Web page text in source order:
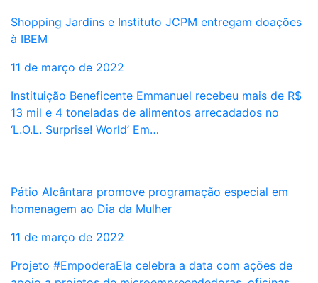
Shopping Jardins e Instituto JCPM entregam doações
à IBEM
11 de março de 2022
Instituição Beneficente Emmanuel recebeu mais de R$
13 mil e 4 toneladas de alimentos arrecadados no
‘L.O.L. Surprise! World’ Em…
Pátio Alcântara promove programação especial em
homenagem ao Dia da Mulher
11 de março de 2022
Projeto #EmpoderaEla celebra a data com ações de